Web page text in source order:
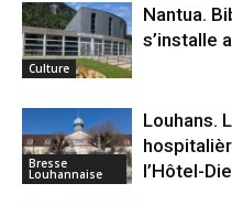
Culture
Nantua.
s’installe
Bresse
Louhannaise
Louhans.
l’Hôtel-